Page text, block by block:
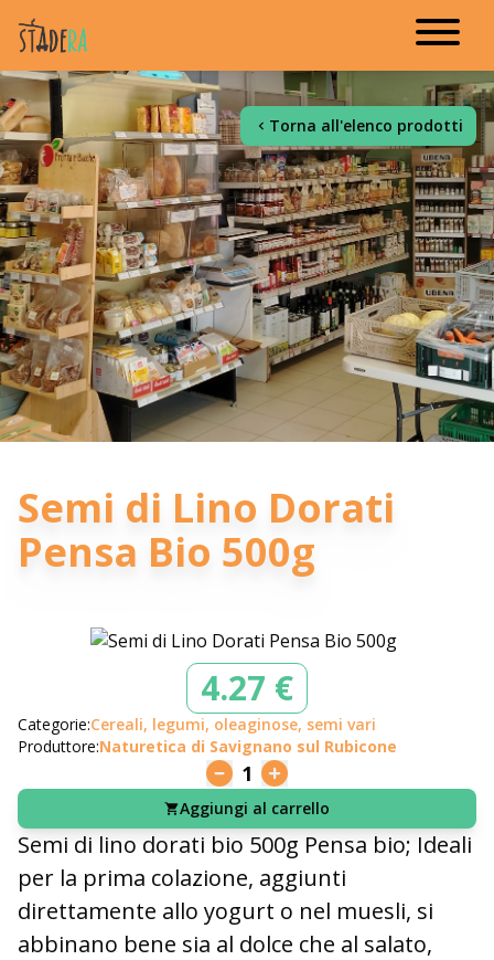
Torna all'elenco prodotti
Semi di Lino Dorati
Pensa Bio 500g
4.27 €
Categorie:Cereali, legumi, oleaginose, semi vari
Produttore:Naturetica di Savignano sul Rubicone
1
Aggiungi al carrello
Semi di lino dorati bio 500g Pensa bio; Ideali
per la prima colazione, aggiunti
direttamente allo yogurt o nel muesli, si
abbinano bene sia al dolce che al salato,